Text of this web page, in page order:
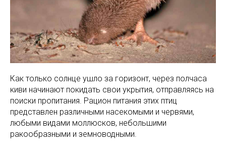
Как только солнце ушло за горизонт, через полчаса
киви начинают покидать свои укрытия, отправляясь на
поиски пропитания. Рацион питания этих птиц
представлен различными насекомыми и червями,
любыми видами моллюсков, небольшими
ракообразными и земноводными.